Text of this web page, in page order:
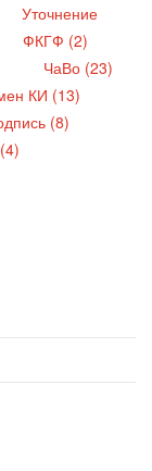
Уточнение
ФКГФ (2)
ЧаВо (23)
КИ (13)
(8)